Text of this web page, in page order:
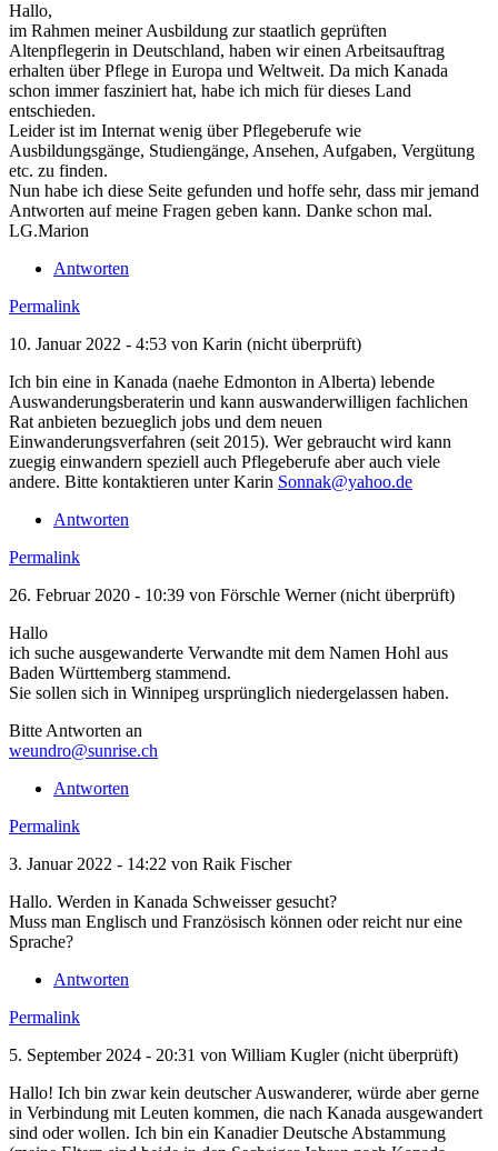
Hallo,
im Rahmen meiner Ausbildung zur staatlich geprüften
Altenpflegerin in Deutschland, haben wir einen Arbeitsauftrag
erhalten über Pflege in Europa und Weltweit. Da mich Kanada
schon immer fasziniert hat, habe ich mich für dieses Land
entschieden.
Leider ist im Internat wenig über Pflegeberufe wie
Ausbildungsgänge, Studiengänge, Ansehen, Aufgaben, Vergütung
etc. zu finden.
Nun habe ich diese Seite gefunden und hoffe sehr, dass mir jemand
Antworten auf meine Fragen geben kann. Danke schon mal.
LG.Marion
Antworten
Permalink
10. Januar 2022 - 4:53 von Karin (nicht überprüft)
Ich bin eine in Kanada (naehe Edmonton in Alberta) lebende
Auswanderungsberaterin und kann auswanderwilligen fachlichen
Rat anbieten bezueglich jobs und dem neuen
Einwanderungsverfahren (seit 2015). Wer gebraucht wird kann
zuegig einwandern speziell auch Pflegeberufe aber auch viele
andere. Bitte kontaktieren unter Karin Sonnak@yahoo.de
Antworten
Permalink
26. Februar 2020 - 10:39 von Förschle Werner (nicht überprüft)
Hallo
ich suche ausgewanderte Verwandte mit dem Namen Hohl aus
Baden Württemberg stammend.
Sie sollen sich in Winnipeg ursprünglich niedergelassen haben.
Bitte Antworten an
weundro@sunrise.ch
Antworten
Permalink
3. Januar 2022 - 14:22 von Raik Fischer
Hallo. Werden in Kanada Schweisser gesucht?
Muss man Englisch und Französisch können oder reicht nur eine
Sprache?
Antworten
Permalink
5. September 2024 - 20:31 von William Kugler (nicht überprüft)
Hallo! Ich bin zwar kein deutscher Auswanderer, würde aber gerne
in Verbindung mit Leuten kommen, die nach Kanada ausgewandert
sind oder wollen. Ich bin ein Kanadier Deutsche Abstammung